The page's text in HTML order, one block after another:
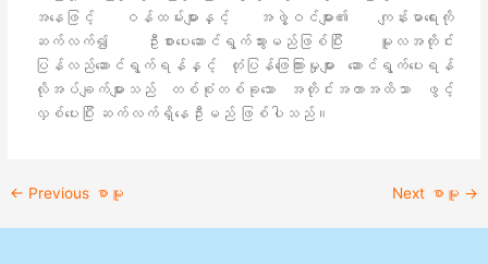
အနေဖြင့် ဝန်ထမ်းများနှင့် အဖွဲ့ဝင်များ၏ ကျန်းမာရေးကို
ဆက်လက်၍ ဦးစားပေးဆောင်ရွက်သွားမည်ဖြစ်ပြီး မူလအတိုင်း
ပြန်လည်ဆောင်ရွက်ရန်နှင့် တုံပြန်ဖြေကြားမှုများ ဆောင်ရွက်ပေးရန်
လိုအပ်ချက်များသည် တစ်စုံတစ်ခုသော အတိုင်းအတာအထိသာ ဖွင့်
လှစ်ပေးပြီး ဆက်လက်ရှိနေဦးမည် ဖြစ်ပါသည်။
← Previous စာမူ Next စာမူ →